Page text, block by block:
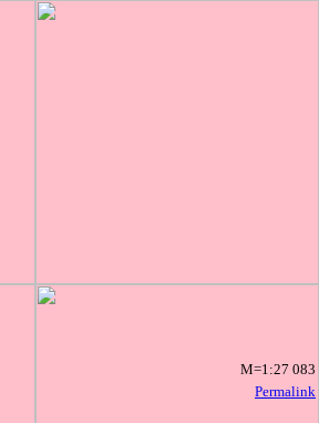
Permalink
M=1:27 083